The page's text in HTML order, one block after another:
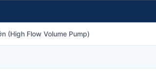
(High Flow Volume Pump)